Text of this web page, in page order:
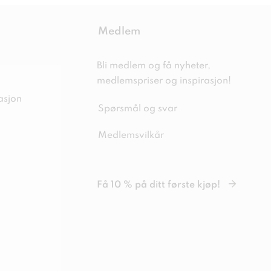
Medlem
Bli medlem og få nyheter,
medlemspriser og inspirasjon!
Spørsmål og svar
Medlemsvilkår
Få 10 % på ditt første kjøp!